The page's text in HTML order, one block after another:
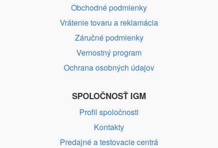
Obchodné podmienky
Vrátenie tovaru a reklamácia
Záručné podmienky
Vernostný program
Ochrana osobných údajov
SPOLOČNOSŤ IGM
Profil spoločnosti
Kontakty
Predajné a testovacie centrá